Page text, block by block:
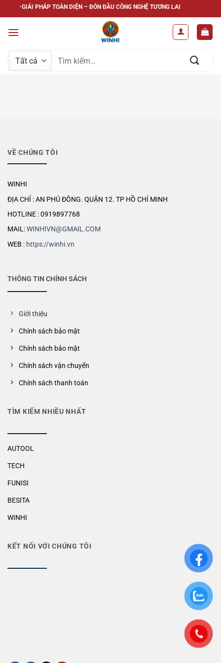
qua
nội
–GIẢI PHÁP TOÀN DIỆN – ĐÓN ĐẦU CÔNG NGHỆ TƯƠNG LAI
Tìm
kiếm:
VỀ CHÚNG TÔI
WINHI
ĐỊA CHỈ : AN PHÚ ĐÔNG. QUẬN 12. TP HỒ CHÍ MINH
HOTLINE : 0919897768
MAIL:WINHIVN@GMAIL.COM
WEB : https://winhi.vn
THÔNG TIN CHÍNH SÁCH
Giới thiệu
Chính sách bảo mật
Chính sách bảo mật
Chính sách vận chuyển
Chính sách thanh toán
TÌM KIẾM NHIỀU NHẤT
AUTOOL
TECH
FUNISI
BESITA
WINHI
KẾT NỐI VỚI CHÚNG TÔI